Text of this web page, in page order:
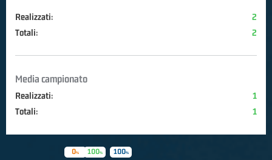
Realizzati:
2
Totali:
2
Media campionato
Realizzati:
1
Totali:
1
100
0 100